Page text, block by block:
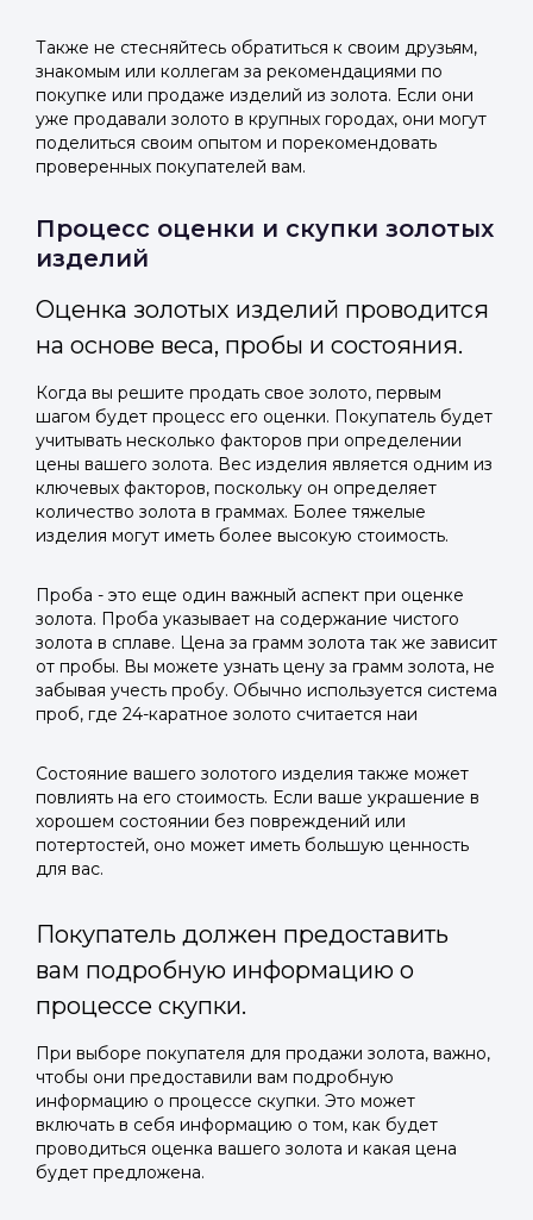
Телефон
ВКонтакте
или подайте через форму на сайте
Войти в ЛК и заполнить форму
ВКонтакте
или подайте через форму на сайте
Войти в ЛК и заполнить форму
Также не стесняйтесь обратиться к своим друзьям,
знакомым или коллегам за рекомендациями по
покупке или продаже изделий из золота. Если они
уже продавали золото в крупных городах, они могут
поделиться своим опытом и порекомендовать
проверенных покупателей вам.
Процесс оценки и скупки золотых
изделий
Оценка золотых изделий проводится
на основе веса, пробы и состояния.
Когда вы решите продать свое золото, первым
шагом будет процесс его оценки. Покупатель будет
учитывать несколько факторов при определении
цены вашего золота. Вес изделия является одним из
ключевых факторов, поскольку он определяет
количество золота в граммах. Более тяжелые
изделия могут иметь более высокую стоимость.
Проба - это еще один важный аспект при оценке
золота. Проба указывает на содержание чистого
золота в сплаве. Цена за грамм золота так же зависит
от пробы. Вы можете узнать цену за грамм золота, не
забывая учесть пробу. Обычно используется система
проб, где 24-каратное золото считается наи
Состояние вашего золотого изделия также может
повлиять на его стоимость. Если ваше украшение в
хорошем состоянии без повреждений или
потертостей, оно может иметь большую ценность
для вас.
Покупатель должен предоставить
вам подробную информацию о
процессе скупки.
При выборе покупателя для продажи золота, важно,
чтобы они предоставили вам подробную
информацию о процессе скупки. Это может
включать в себя информацию о том, как будет
проводиться оценка вашего золота и какая цена
будет предложена.